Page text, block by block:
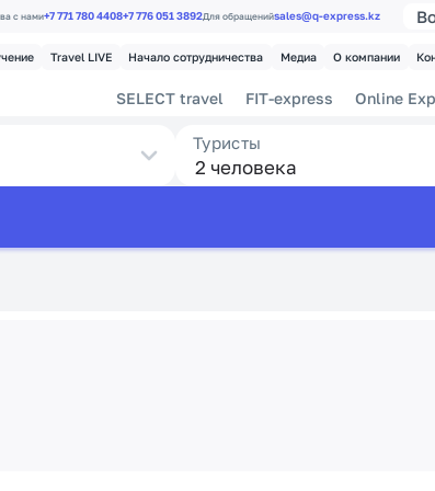
с нами+7 771 780 4408+7 776 051 3892Для обращенийsales@q-express.kz
Travel LIVE Начало сотрудничества Медиа О компании
SELECT travel FIT-express Online
Туристы